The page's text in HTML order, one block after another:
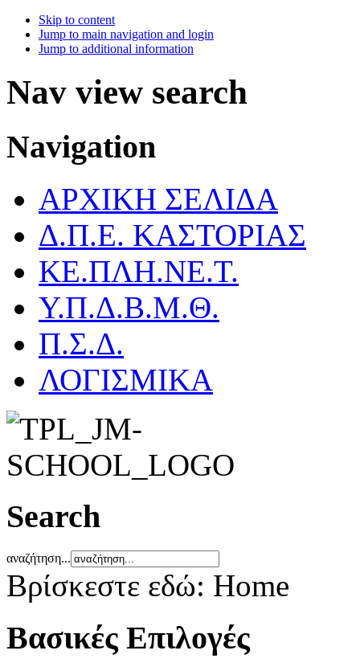
Skip to content
Jump to main navigation and login
Jump to additional information
Nav view search
Navigation
ΑΡΧΙΚΗ ΣΕΛΙΔΑ
Δ.Π.Ε. ΚΑΣΤΟΡΙΑΣ
ΚΕ.ΠΛΗ.ΝΕ.Τ.
Υ.Π.Δ.Β.Μ.Θ.
Π.Σ.Δ.
ΛΟΓΙΣΜΙΚΑ
Search
αναζήτηση...
Βρίσκεστε εδώ: Home
Βασικές Επιλογές